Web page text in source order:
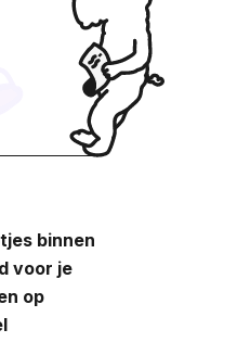
binnen
voor je
op